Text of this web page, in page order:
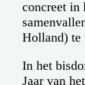
concreet in
Holland) te
In het
Jaar van